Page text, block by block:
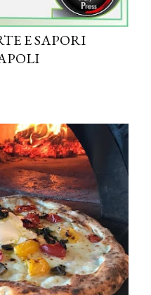
E SAPORI